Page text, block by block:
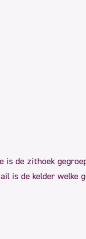
is de zithoek
is de kelder welke